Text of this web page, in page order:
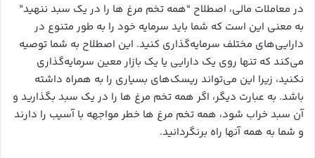
در معاملات مالی، اصطلاح “همه تخم مرغ ها را در یک سبد ننهید”
به معنی این است که شما باید سرمایه خود را به طور متنوع در
دارایی‌های مختلف سرمایه‌گذاری کنید. این اصطلاح به شما توصیه
می‌کند که تنها روی یک دارایی یا یک بازار معین سرمایه‌گذاری
نکنید، زیرا این می‌تواند ریسک‌های بسیاری را به همراه داشته
باشد. به عبارت دیگر، اگر همه تخم مرغ ها را در یک سبد بگذارید و
آن سبد خراب شود، همه تخم مرغ ها خطر مواجهه با آسیب را دارند
و شما به همه آنها راه برنگردانید.